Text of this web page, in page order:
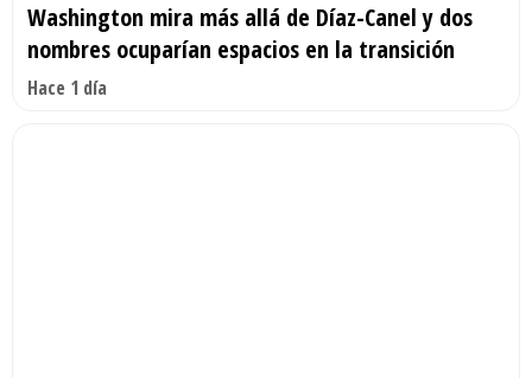
Washington mira más allá de Díaz-Canel y dos
nombres ocuparían espacios en la transición
Hace 1 día